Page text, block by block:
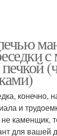
с
конечно,
и
каменщик,
для вашей